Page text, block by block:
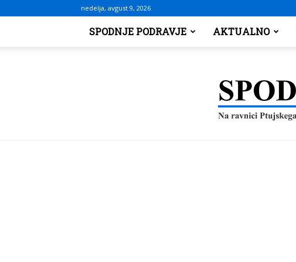
nedelja, avgust 9, 2026
SPODNJE PODRAVJE AKTUALNO